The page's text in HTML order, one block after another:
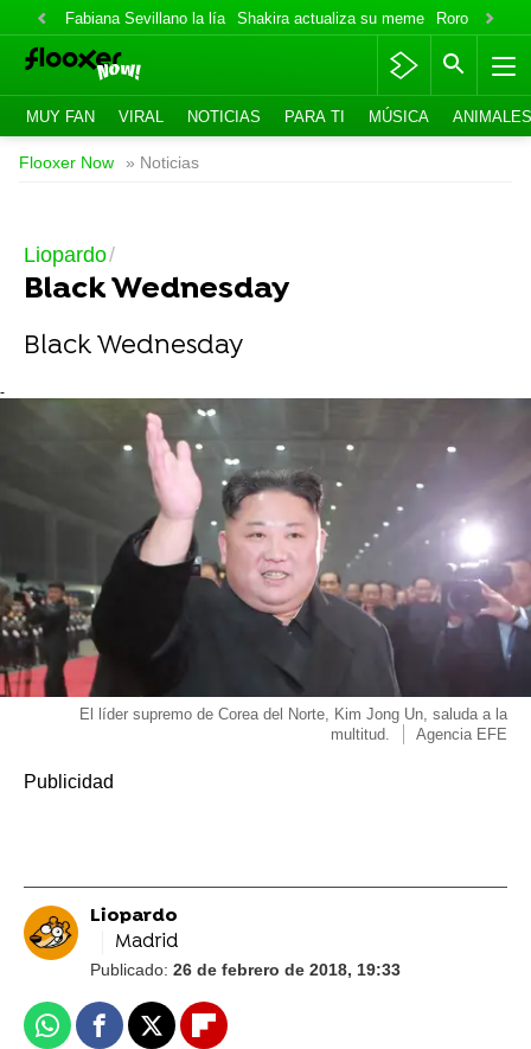
Fabiana Sevillano la lía Shakira actualiza su meme Roro lo niega
MUY FAN VIRAL NOTICIAS PARA TI MÚSICA ANIMALES
Flooxer Now » Noticias
Liopardo
Black Wednesday
Black Wednesday
-
El líder supremo de Corea del Norte, Kim Jong Un, saluda a la
multitud.
Agencia EFE
Liopardo
Madrid
Publicado: 26 de febrero de 2018, 19:33
WhatsappFacebook
X Flipboard